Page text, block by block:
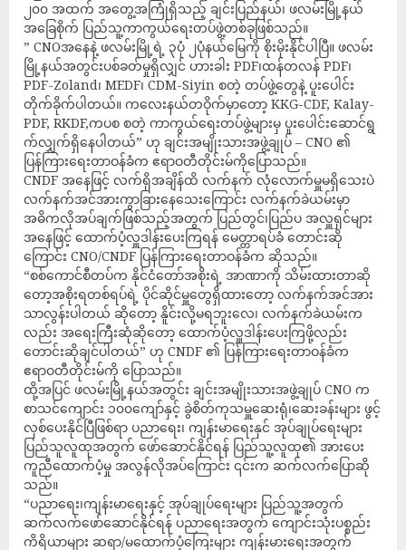
၂၀၀ အထက် အတွေ့အကြုံရှိသည့် ချင်းပြည်နယ်၊ ဖလမ်းမြို့နယ်
အခြေစိုက် ပြည်သူ့ကာကွယ်ရေးတပ်ဖွဲ့တစ်ခုဖြစ်သည်။
” CNOအနေနဲ့ ဖလမ်းမြို့ရဲ့ ၃ပုံ ၂ပုံနယ်မြေကို စိုးမိုးနိုင်ပါပြီ။ ဖလမ်း
မြို့နယ်အတွင်းပစ်ခတ်မှုရှိလျှင် ဟားခါး PDF၊ထန်တလန် PDF၊
PDF-Zoland၊ MEDF၊ CDM-Siyin စတဲ့ တပ်ဖွဲ့တွေနဲ့ ပူးပေါင်း
တိုက်ခိုက်ပါတယ်။ ကလေးနယ်တဝိုက်မှာတော့ KKG-CDF, Kalay-
PDF, RKDF,ကပစ စတဲ့ ကာကွယ်ရေးတပ်ဖွဲ့များမှ ပူးပေါင်းဆောင်ရွ
က်လျှက်ရှိနေပါတယ်” ဟု ချင်းအမျိုးသားအဖွဲ့ချုပ် – CNO ၏
ပြန်ကြားရေးတာဝန်ခံက ဧရာဝတီတိုင်းမ်ကိုပြောသည်။
CNDF အနေဖြင့် လက်ရှိအချိန်ထိ လက်နက် လုံ‌လောက်မှူမရှိသေးပဲ
လက်နက်အင်အားကွာခြားနေသေးကြောင်း လက်နက်ခဲယမ်းမှာ
အဓိကလိုအပ်ချက်ဖြစ်သည့်အတွက် ပြည်တွင်၊ပြည်ပ အလှူရှင်များ
အနေဖြင့် ထောက်ပံ့လှူဒါန်းပေးကြရန် မေတ္တာရပ်ခံ တောင်းဆို
ကြောင်း CNO/CNDF ပြန်ကြားရေးတာဝန်ခံက ဆိုသည်။
“စစ်ကောင်စီတပ်က နိုင်ငံတော်အစိုးရဲ့ အာဏာကို သိမ်းထားတာဆို
တော့အစိုးရတစ်ရပ်ရဲ့ ပိုင်ဆိုင်မှူတွေရှိထားတော့ လက်နက်အင်အား
သာလွန်းပါတယ် ဆိုတော့ နိူင်းလို့မရဘူး‌လေ၊ လက်နက်ခဲယမ်းက
လည်း အရေးကြီးဆုံဆိုတော့ ထောက်ပံ့လှူဒါန်းပေးကြဖို့လည်း
တောင်းဆိုချင်ပါတယ်” ဟု CNDF ၏ ပြန်ကြားရေးတာဝန်ခံက
ဧရာဝတီတိုင်းမ်ကို ပြောသည်။
ထို့အပြင် ဖလမ်းမြို့နယ်အတွင်း ချင်းအမျိုးသားအဖွဲ့ချုပ် CNO က
စာသင်ကျောင်း ၁၀၀ကျော်နှင့် ခွဲစိတ်ကုသမှူဆေးရုံ၊ဆေးခန်းများ ဖွင့်
လှစ်ပေးနိုင်ပြီဖြစ်ရာ ပညာရေး၊ ကျန်း‌မာရေးနှင် အုပ်ချုပ်ရေးများ
ပြည်သူလူထုအတွက် ဖော်ဆောင်နိုင်ရန် ပြည်သူ့လူထု၏ အားပေး
ကူညီထောက်ပံ့မှု အလွန်လိုအပ်ကြောင်း ၎င်းက ဆက်လက်ပြောဆို
သည်။
“ပညာရေး၊ကျန်းမာရေးနှင့် အုပ်ချုပ်ရေးများ ပြည်သူ့အတွက်
ဆက်လက်ဖော်ဆောင်နိုင်ရန် ပညာရေးအတွက် ကျောင်းသုံးပစ္စည်း
ကိရိယာများ ဆရာ/မထောက်ပံ့ကြေးများ ကျန်းမားရေးအတွက်